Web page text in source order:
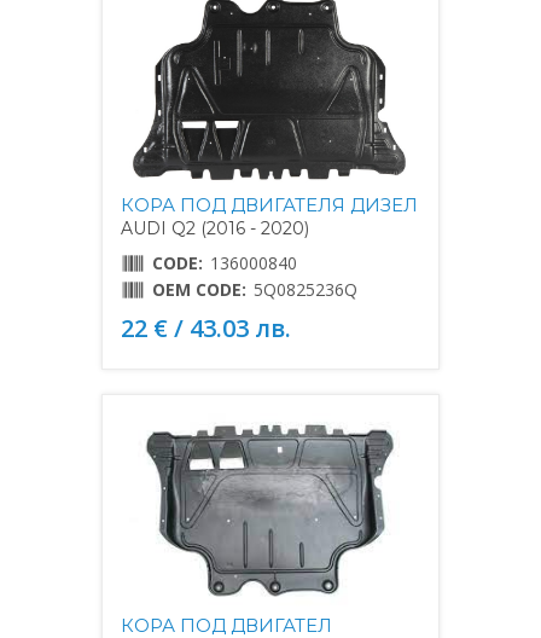
КОРА ПОД ДВИГАТЕЛЯ ДИЗЕЛ
AUDI Q2 (2016 - 2020)
CODE: 136000840
OEM CODE: 5Q0825236Q
22 € / 43.03 лв.
КОРА ПОД ДВИГАТЕЛ